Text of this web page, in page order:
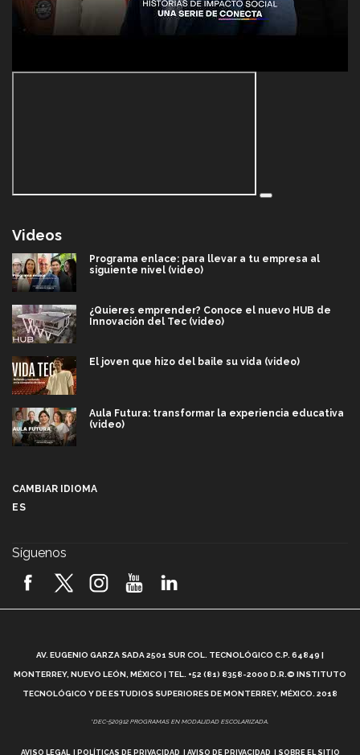
Videos
Programa enlace: para llevar a tu empresa al
siguiente nivel (video)
¿Quieres emprender? Conoce el nuevo HUB de
Innovación del Tec (video)
El joven que hizo del baile su vida (video)
Aula Futura: transformar la experiencia educativa
(video)
2026! (video)
¿Cómo es el Modelo Educativo Tec? (video)
Vida Tec: Feminismo e Inteligencia Artificial, Paola
CAMBIAR IDIOMA
ES
Síguenos
AV. EUGENIO GARZA SADA 2501 SUR COL. TECNOLÓGICO C.P. 64849 |
MONTERREY, NUEVO LEÓN, MÉXICO | TEL. +52 (81) 8358-2000 D.R.© INSTITUTO
TECNOLÓGICO Y DE ESTUDIOS SUPERIORES DE MONTERREY, MÉXICO. 2018
*DEC-520912 PROGRAMAS EN MODALIDAD ESCOLARIZADA.
AVISO LEGAL POLÍTICAS DE PRIVACIDAD AVISO DE PRIVACIDAD SOBRE EL SITIO